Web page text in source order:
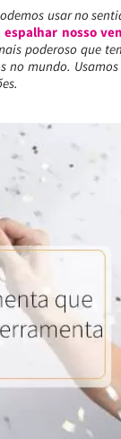
usar no
nosso
poderoso que
no mundo.